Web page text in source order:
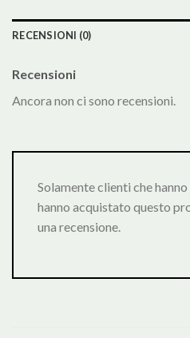
RECENSIONI (0)
Recensioni
Ancora non ci sono recensioni.
Solamente clienti che
hanno acquistato questo
una recensione.